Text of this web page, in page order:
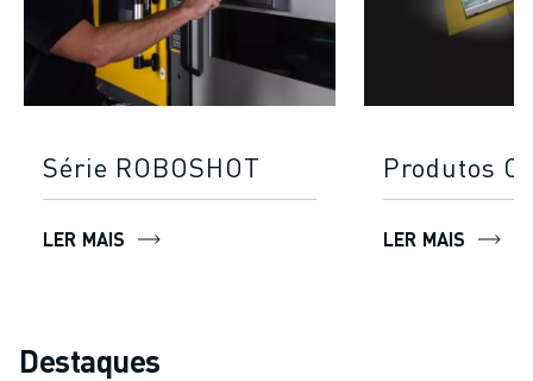
Série ROBOSHOT
LER MAIS
Produtos
LER MAIS
Destaques